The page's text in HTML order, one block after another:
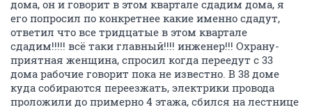
дома, он и говорит в этом квартале сдадим дома, я
его попросил по конкретнее какие именно сдадут,
ответил что все тридцатые в этом квартале
сдадим!!!!! всё таки главный!!!! инженер!!! Охрану-
приятная женщина, спросил когда переедут с 33
дома рабочие говорит пока не известно. В 38 доме
куда собираются переезжать, электрики провода
проложили до примерно 4 этажа, сбился на лестнице